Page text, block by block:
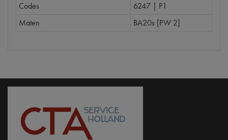
Codes
6247 | P1
Maten
BA20s [PW 2]